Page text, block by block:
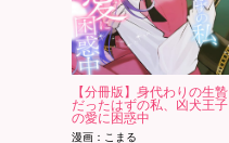
【分冊版】身代わりの生贄
だったはずの私、凶犬王子
の愛に困惑中
漫画：こまる